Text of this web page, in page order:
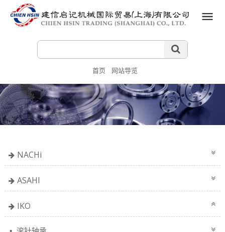
首页 网站导览
NACHi
ASAHI
IKO